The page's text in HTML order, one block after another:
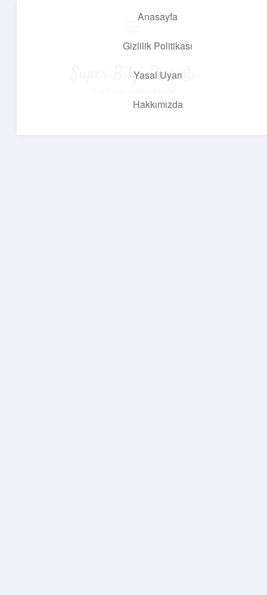
Anasayfa
Gizlilik Politikası
Yasal Uyarı
Hakkımızda
Süper Bilgi Durağı